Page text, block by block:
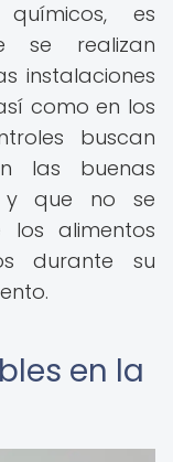
es
se realizan
instalaciones
como en los
buscan
las buenas
y que no se
los alimentos
durante su
en la